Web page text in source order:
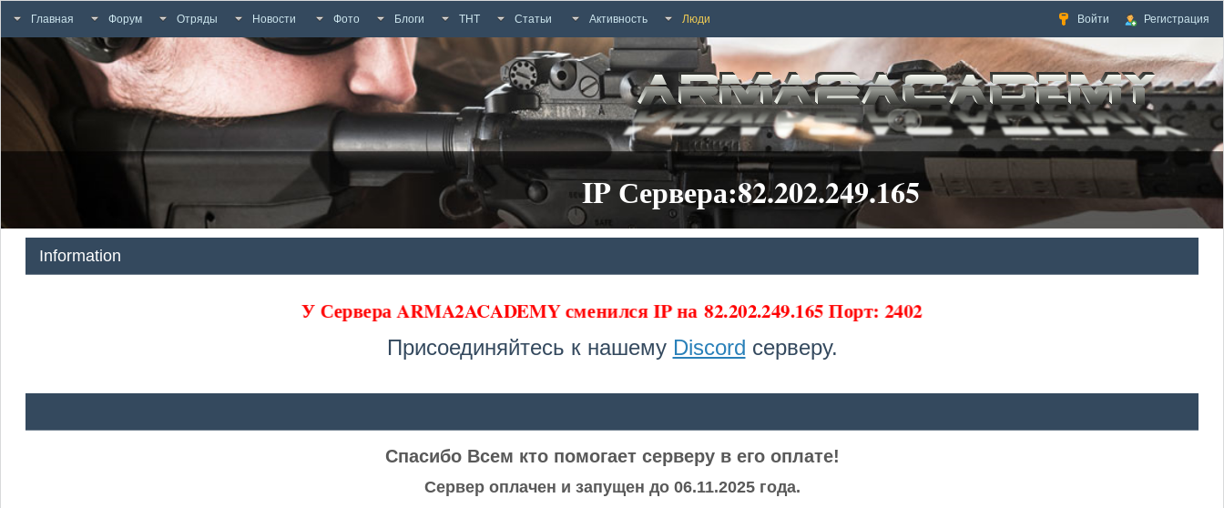
Главная Форум Отряды Новости Фото Блоги ТНТ Статьи Активность Люди Войти Регистрация
IP Сервера:82.202.249.165
Information
У Сервера ARMA2ACADEMY сменился IP на 82.202.249.165 Порт: 2402
Присоединяйтесь к нашему Discord серверу.
Спасибо Всем кто помогает серверу в его оплате!
Сервер оплачен и запущен до 06.11.2025 года.